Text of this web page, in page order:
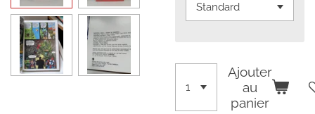
Ajouter
au
panier